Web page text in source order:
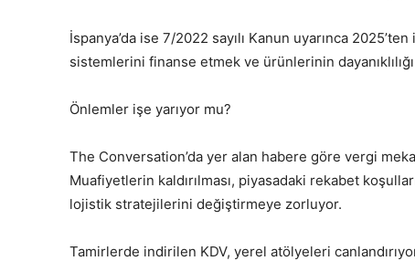
İspanya’da ise 7/2022 sayılı Kanun uyarınca
sistemlerini finanse etmek ve ürünlerinin
Önlemler işe yarıyor mu?
The Conversation’da yer alan habere göre vergi
Muafiyetlerin kaldırılması, piyasadaki rekabet
lojistik stratejilerini değiştirmeye zorluyor.
Tamirlerde indirilen KDV, yerel atölyeleri